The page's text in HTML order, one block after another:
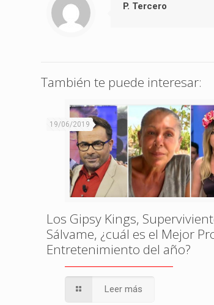
P. Tercero
También te puede interesar:
19/06/2019
Los Gipsy Kings,
Sálvame, ¿cuál es el Mejor
Entretenimiento del año?
Leer más